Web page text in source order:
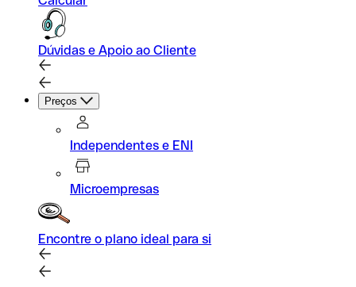
Dúvidas e Apoio ao Cliente
Preços
Independentes e ENI
Microempresas
Encontre o plano ideal para si